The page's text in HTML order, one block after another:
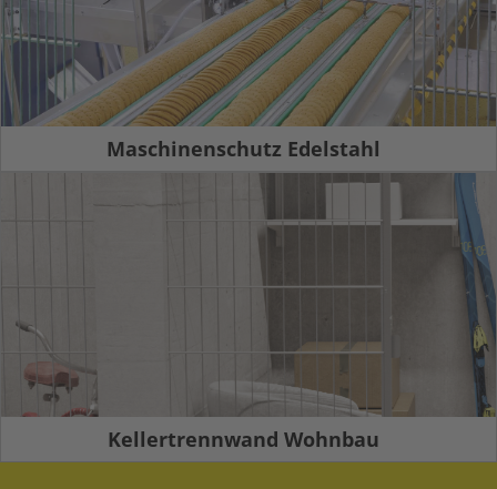
Maschinenschutz Edelstahl
Kellertrennwand Wohnbau